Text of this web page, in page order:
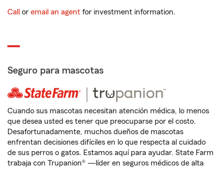
Call or email an agent for investment information.
Seguro para mascotas
Cuando sus mascotas necesitan atención médica, lo menos
que desea usted es tener que preocuparse por el costo.
Desafortunadamente, muchos dueños de mascotas
enfrentan decisiones difíciles en lo que respecta al cuidado
de sus perros o gatos. Estamos aquí para ayudar. State Farm
trabaja con Trupanion® —líder en seguros médicos de alta